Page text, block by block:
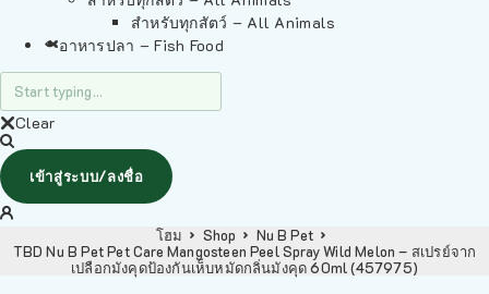
สำหรับทุกสัตว์ – All Animals
อาหารปลา – Fish Food
Clear
เข้าสู่ระบบ/ลงชื่อ
โฮม Shop
Nu B Pet
TBD Nu B Pet Pet Care Mangosteen Peel Spray Wild Melon – สเปรย์จาก
เปลือกมังคุดป้องกันเห็บหมัดกลิ่นมังคุด 60ml (457975)